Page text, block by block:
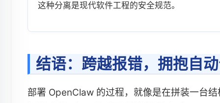
这种分离是现代软件工程的安全规范。
结语：跨越报错，拥抱自
部署 OpenClaw 的过程，就像是在拼装一台